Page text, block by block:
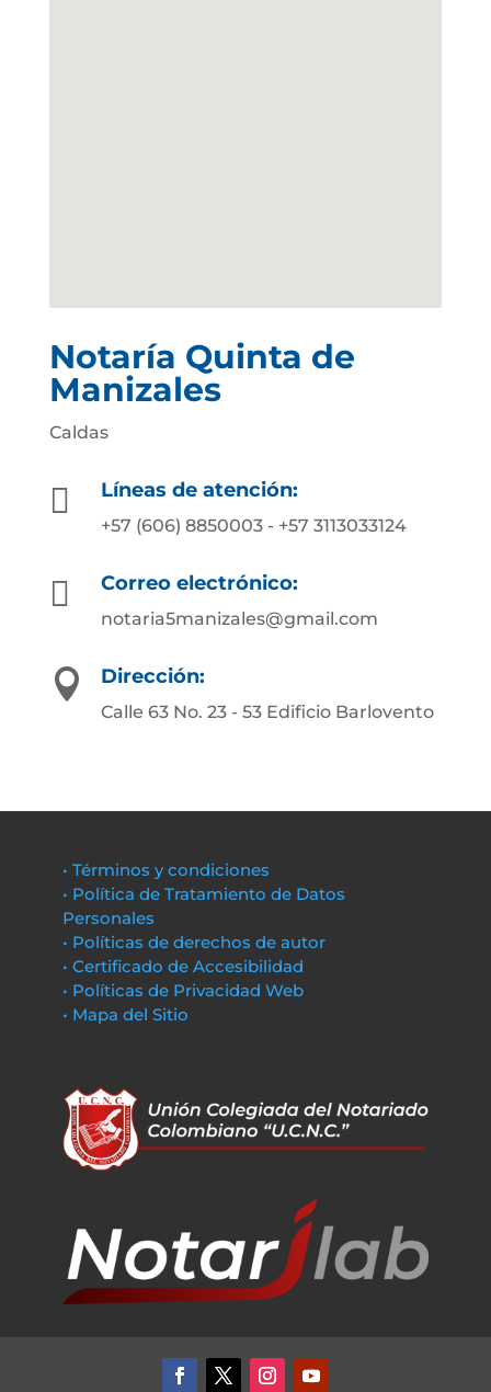
Notaría Quinta de
Manizales
Caldas
 Líneas de atención:
+57 (606) 8850003 - +57 3113033124
 Correo electrónico:
notaria5manizales@gmail.com
 Dirección:
Calle 63 No. 23 - 53 Edificio Barlovento
• Términos y condiciones
• Política de Tratamiento de Datos
Personales
• Políticas de derechos de autor
• Certificado de Accesibilidad
• Políticas de Privacidad Web
• Mapa del Sitio